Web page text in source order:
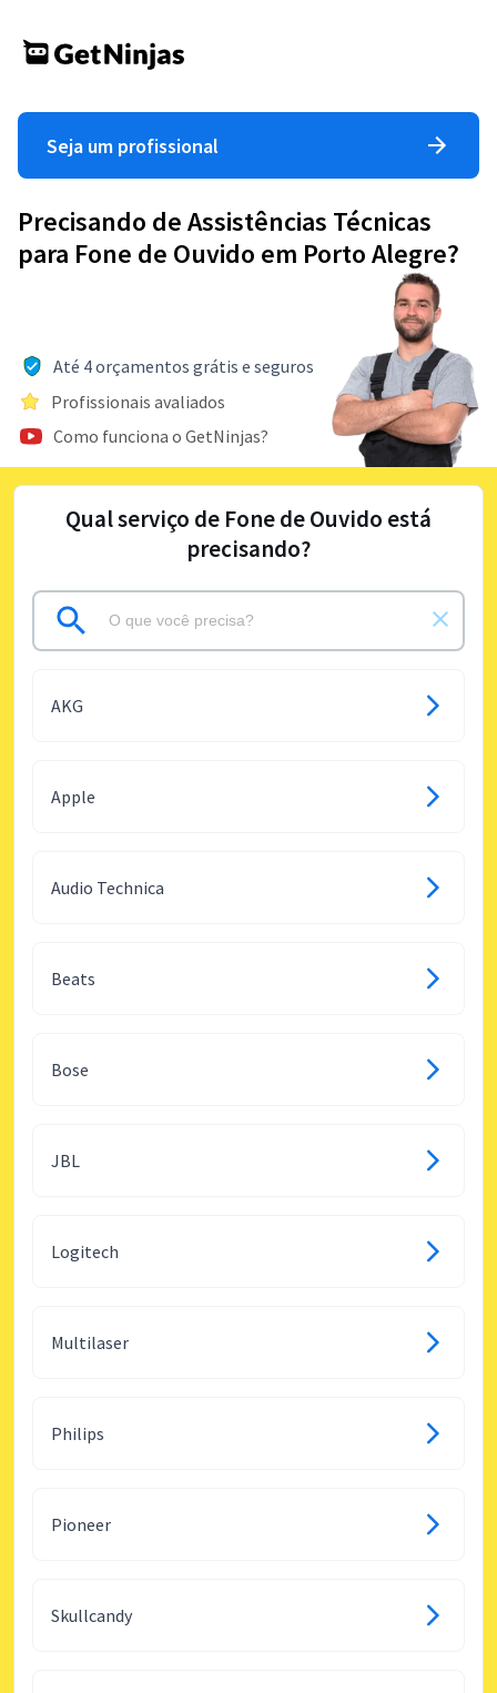
Seja um profissional
Precisando de Assistências Técnicas
para Fone de Ouvido em Porto Alegre?
Até 4 orçamentos grátis e seguros
Profissionais avaliados
Como funciona o GetNinjas?
Qual serviço de Fone de Ouvido está
precisando?
AKG
Apple
Audio Technica
Beats
Bose
JBL
Logitech
Multilaser
Philips
Pioneer
Skullcandy